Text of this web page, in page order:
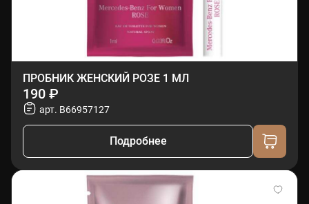
ПРОБНИК ЖЕНСКИЙ РОЗЕ 1 МЛ
190 ₽
арт. B66957127
Подробнее